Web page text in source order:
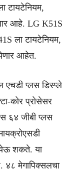
टायटेनियम,
आहे. LG K51S
ला टायटेनियम,
आहेत.
एचडी प्लस डिस्प्ले
कोर प्रोसेसर
६४ जीबी प्लस
येऊ शकते. या
४८ मेगापिक्सलचा